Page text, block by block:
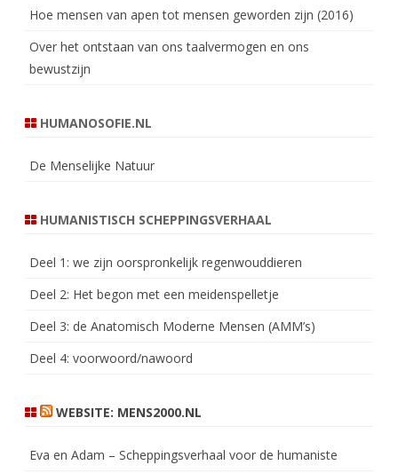
Hoe mensen van apen tot mensen geworden zijn (2016)
Over het ontstaan van ons taalvermogen en ons
bewustzijn
HUMANOSOFIE.NL
De Menselijke Natuur
HUMANISTISCH SCHEPPINGSVERHAAL
Deel 1: we zijn oorspronkelijk regenwouddieren
Deel 2: Het begon met een meidenspelletje
Deel 3: de Anatomisch Moderne Mensen (AMM’s)
Deel 4: voorwoord/nawoord
WEBSITE: MENS2000.NL
Eva en Adam – Scheppingsverhaal voor de humaniste